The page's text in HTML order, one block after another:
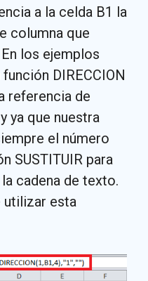
a la celda B1 la
columna que
los ejemplos
DIRECCION
referencia de
ya que nuestra
el número
SUSTITUIR para
cadena de texto.
utilizar esta